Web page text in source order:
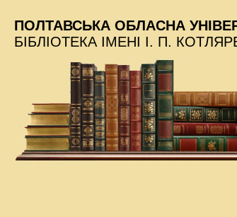
ПОЛТАВСЬКА ОБЛАСНА
БІБЛІОТЕКА ІМЕНІ І. П.